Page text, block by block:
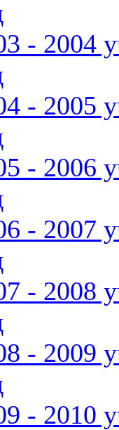
- 2004
- 2005
- 2006
- 2007
- 2008
- 2009
- 2010